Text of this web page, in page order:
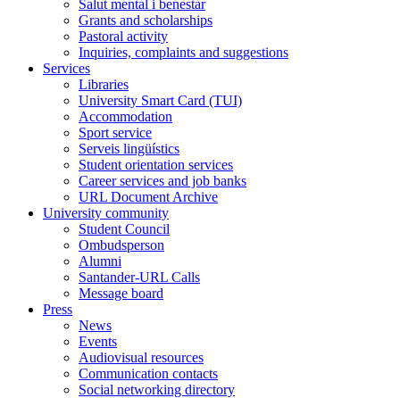
Salut mental i benestar
Grants and scholarships
Pastoral activity
Inquiries, complaints and suggestions
Services
Libraries
University Smart Card (TUI)
Accommodation
Sport service
Serveis lingüístics
Student orientation services
Career services and job banks
URL Document Archive
University community
Student Council
Ombudsperson
Alumni
Santander-URL Calls
Message board
Press
News
Events
Audiovisual resources
Communication contacts
Social networking directory